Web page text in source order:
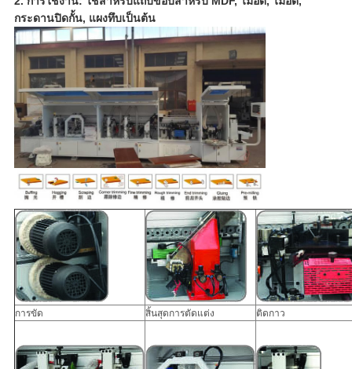
กระดานปิดกั้น, แผงทึบเป็นต้น
การขัด สิ้นสุดการตัดแต่ง ติดกาว